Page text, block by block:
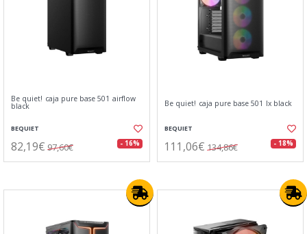
Be quiet! caja pure base 501 airflow
black
BEQUIET
82,19€ 97,60€ - 16%
Be quiet! caja pure base 501 lx black
BEQUIET
111,06€ 134,86€ - 18%